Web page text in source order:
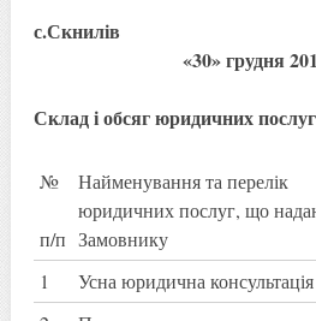
«30» грудня 2010
Склад і обсяг юридичних послуг
№
п/п
Найменування та перелік
юридичних послуг, що
Замовнику
1 Усна юридична консультація